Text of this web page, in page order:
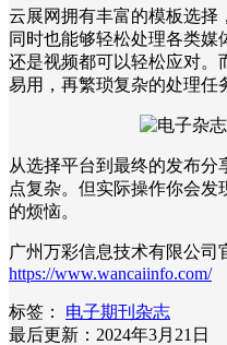
云展网拥有丰富的模板选择
同时也能够轻松处理各类媒
还是视频都可以轻松应对。
易用，再繁琐复杂的处理任
从选择平台到最终的发布
点复杂。但实际操作你会
的烦恼。
广州万彩信息技术有限公司
https://www.wancaiinfo.com/
标签：
电子期刊杂志
最后更新：2024年3月21日